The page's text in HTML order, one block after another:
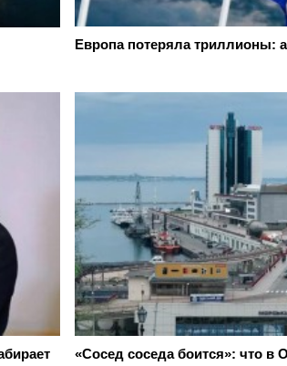
Европа потеряла триллионы:
«Сосед соседа боится»: что в